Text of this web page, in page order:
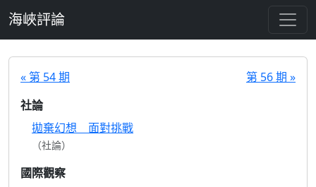
海峽評論
« 第 54 期
第 56 期 »
社論
拋棄幻想 面對挑戰
（社論）
國際觀察